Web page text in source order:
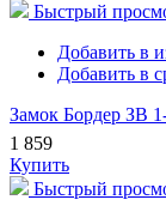
Быстрый
Добавить в
Добавить в
Замок Бордер ЗВ
1 859
Купить
Быстрый